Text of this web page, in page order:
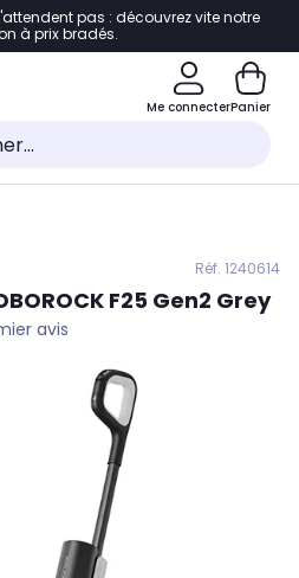
navigation
pied de page
chatbot
pas : découvrez vite notre
à prix bradés.
Me connecterPanier
Réf. 1240614
F25 Gen2 Grey
avis